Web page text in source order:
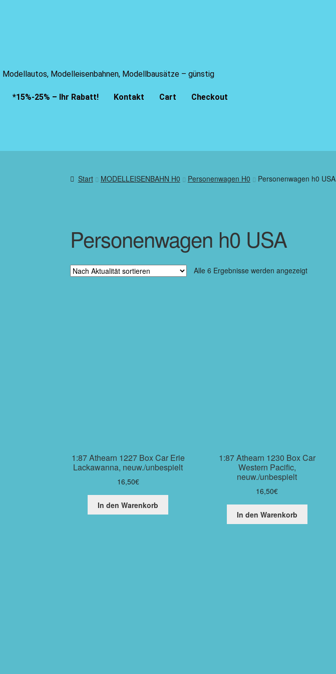
Modellautos, Modelleisenbahnen, Modellbausätze – günstig
*15%-25% – Ihr Rabatt! Kontakt Cart Checkout
Start MODELLEISENBAHN H0 Personenwagen H0 Personenwagen h0 USA
Personenwagen h0 USA
Alle 6 Ergebnisse werden angezeigt
1:87 Athearn 1227 Box Car Erie
Lackawanna, neuw./unbespielt
16,50€
In den Warenkorb
1:87 Athearn 1230 Box Car
Western Pacific,
neuw./unbespielt
16,50€
In den Warenkorb